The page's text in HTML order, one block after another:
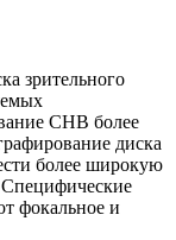
зрительного
СНВ более
диска
более широкую
фокальное и